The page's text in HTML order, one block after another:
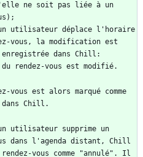
ne soit pas liée à un
utilisateur déplace l'horaire
vous, la modification est
enregistrée dans Chill:
utilisateur supprime un
dans l'agenda distant, Chill
vous comme "annulé". Il